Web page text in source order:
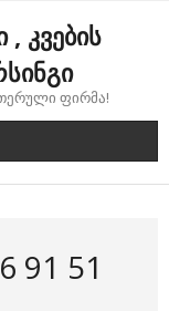
კვების
ფირმა!
91 51